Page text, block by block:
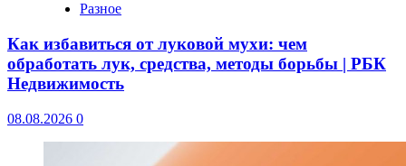
Разное
Как избавиться от луковой мухи: чем
обработать лук, средства, методы борьбы | РБК
Недвижимость
08.08.2026 0